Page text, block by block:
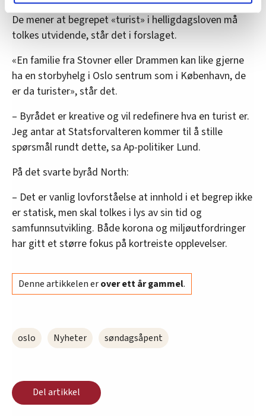
lære hvordan våre nettsider blir brukt slik at vi tilby
relevant innhold, tilpassede annonser og utarbeide
statistikk.
nettstedet med LO Medias egne samarbeidspartnere
innenfor analyse og annonsering. Disse er angitt i
oversikten lengre ned på denne siden.
De mener at begrepet «turist» i helligdagsloven må
tolkes utvidende, står det i forslaget.
«En familie fra Stovner eller Drammen kan like gjerne
ha en storbyhelg i Oslo sentrum som i København, de
er da turister», står det.
– Byrådet er kreative og vil redefinere hva en turist er.
Jeg antar at Statsforvalteren kommer til å stille
spørsmål rundt dette, sa Ap-politiker Lund.
På det svarte byråd North:
– Det er vanlig lovforståelse at innhold i et begrep ikke
er statisk, men skal tolkes i lys av sin tid og
samfunnsutvikling. Både korona og miljøutfordringer
har gitt et større fokus på kortreiste opplevelser.
Denne artikkelen erover ett år gammel.
oslo Nyheter søndagsåpent
Del artikkel